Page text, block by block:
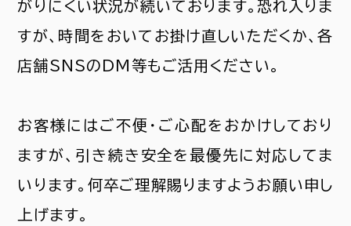
がりにくい状況が続いております。恐れ入りま
すが、時間をおいてお掛け直しいただくか、各
店舗SNSのDM等もご活用ください。
お客様にはご不便・ご心配をおかけしており
ますが、引き続き安全を最優先に対応してま
いります。何卒ご理解賜りますようお願い申し
上げます。